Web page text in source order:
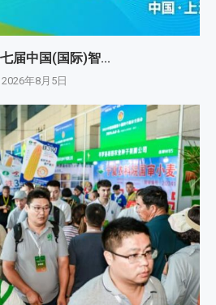
届中国(国际)智...
2026年8月5日